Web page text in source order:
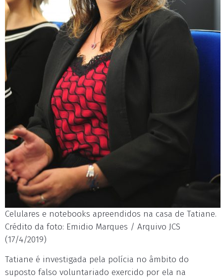
Celulares e notebooks apreendidos na casa de Tatiane.
Crédito da foto: Emidio Marques / Arquivo JCS
(17/4/2019)
Tatiane é investigada pela polícia no âmbito do
suposto falso voluntariado exercido por ela na